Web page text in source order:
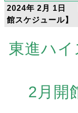
2024年 2月 1日
館スケジュール】
東進ハ
2月開